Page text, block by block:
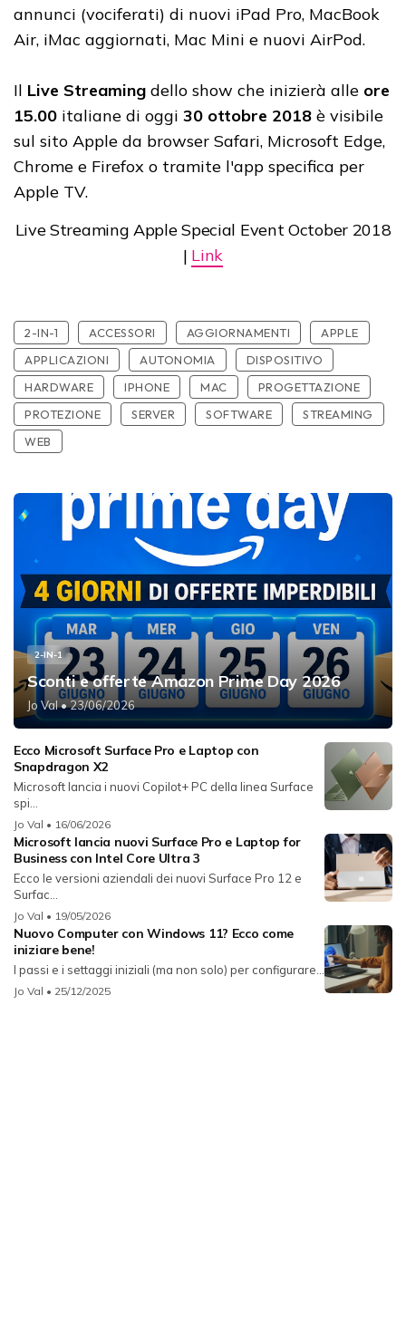
annunci (vociferati) di nuovi iPad Pro, MacBook
Air, iMac aggiornati, Mac Mini e nuovi AirPod.
Il Live Streaming dello show che inizierà alle ore
15.00 italiane di oggi 30 ottobre 2018 è visibile
sul sito Apple da browser Safari, Microsoft Edge,
Chrome e Firefox o tramite l'app specifica per
Apple TV.
Live Streaming Apple Special Event October 2018
| Link
2-IN-1 ACCESSORI AGGIORNAMENTI
APPLE
APPLICAZIONI
AUTONOMIA
DISPOSITIVO
HARDWARE
IPHONE MAC
PROGETTAZIONE
PROTEZIONE
SERVER SOFTWARE
STREAMING
WEB
2-IN-1
Sconti e offerte Amazon Prime Day 2026
Jo Val• 23/06/2026
Ecco Microsoft Surface Pro e Laptop con
Snapdragon X2
Microsoft lancia i nuovi Copilot+ PC della linea Surface
spi...
Jo Val • 16/06/2026
Microsoft lancia nuovi Surface Pro e Laptop for
Business con Intel Core Ultra 3
Ecco le versioni aziendali dei nuovi Surface Pro 12 e
Surfac...
Jo Val • 19/05/2026
Nuovo Computer con Windows 11? Ecco come
iniziare bene!
I passi e i settaggi iniziali (ma non solo) per configurare...
Jo Val • 25/12/2025